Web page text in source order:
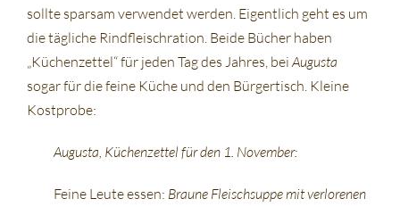
sollte sparsam verwendet werden. Eigentlich geht es um
die tägliche Rindfleischration. Beide Bücher haben
„Küchenzettel“ für jeden Tag des Jahres, bei Augusta
sogar für die feine Küche und den Bürgertisch. Kleine
Kostprobe:
Augusta, Küchenzettel für den 1. November:
Feine Leute essen: Braune Fleischsuppe mit verlorenen